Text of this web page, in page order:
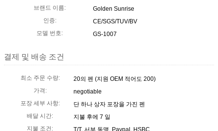
브랜드 이름:
Golden Sunrise
인증:
CE/SGS/TUV/BV
모델 번호:
GS-1007
결제 및 배송 조건
최소 주문 수량:
20의 펜 (지원 OEM 적어도 200)
가격:
negotiable
포장 세부 사항:
단 하나 상자 포장을 가진 펜
배달 시간:
지불 후에 7 일
지불 조건:
T/T, 서부 동맹, Paypal, HSBC